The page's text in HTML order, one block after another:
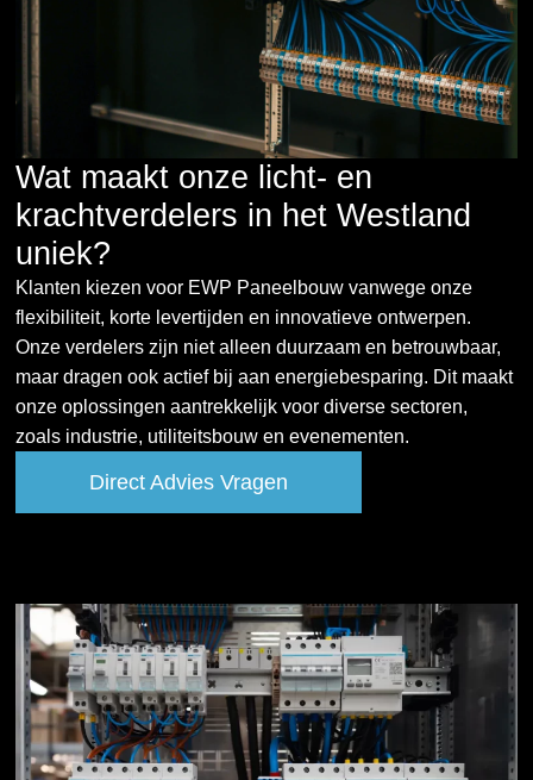
Wat maakt onze licht- en
krachtverdelers in het Westland
uniek?
Klanten kiezen voor EWP Paneelbouw vanwege onze
flexibiliteit, korte levertijden en innovatieve ontwerpen.
Onze verdelers zijn niet alleen duurzaam en betrouwbaar,
maar dragen ook actief bij aan energiebesparing. Dit maakt
onze oplossingen aantrekkelijk voor diverse sectoren,
zoals industrie, utiliteitsbouw en evenementen.
Direct Advies Vragen